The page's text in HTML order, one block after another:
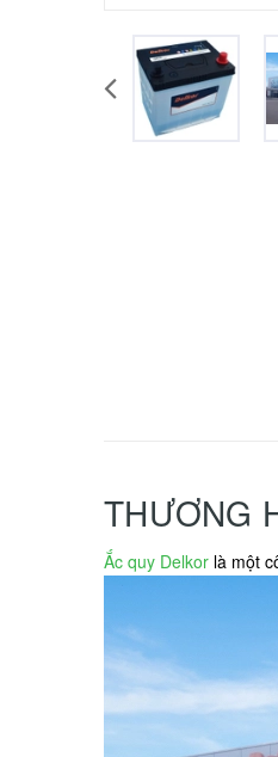
THƯƠNG
Ắc quy Delkor là một